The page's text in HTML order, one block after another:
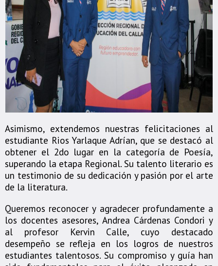
Asimismo, extendemos nuestras felicitaciones al
estudiante Rios Yarlaque Adrían, que se destacó al
obtener el 2do lugar en la categoría de Poesía,
superando la etapa Regional. Su talento literario es
un testimonio de su dedicación y pasión por el arte
de la literatura.
Queremos reconocer y agradecer profundamente a
los docentes asesores, Andrea Cárdenas Condori y
al profesor Kervin Calle, cuyo destacado
desempeño se refleja en los logros de nuestros
estudiantes talentosos. Su compromiso y guía han